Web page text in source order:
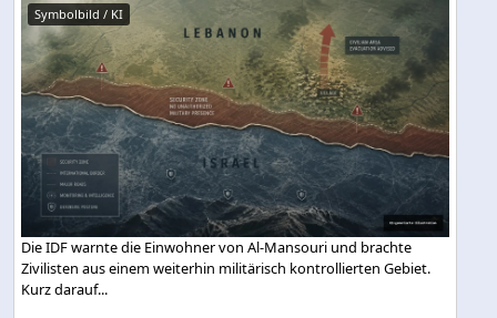
Symbolbild / KI
Die IDF warnte die Einwohner von Al-Mansouri und brachte
Zivilisten aus einem weiterhin militärisch kontrollierten Gebiet.
Kurz darauf...